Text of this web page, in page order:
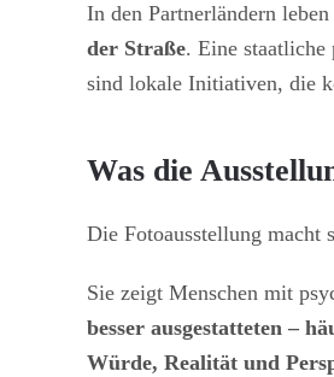
In den Partnerländern
der Straße. Eine
sind lokale Initiativen, die
Was die
Die Fotoausstellung macht
Sie zeigt Menschen mit
besser ausgestatteten –
Würde, Realität und